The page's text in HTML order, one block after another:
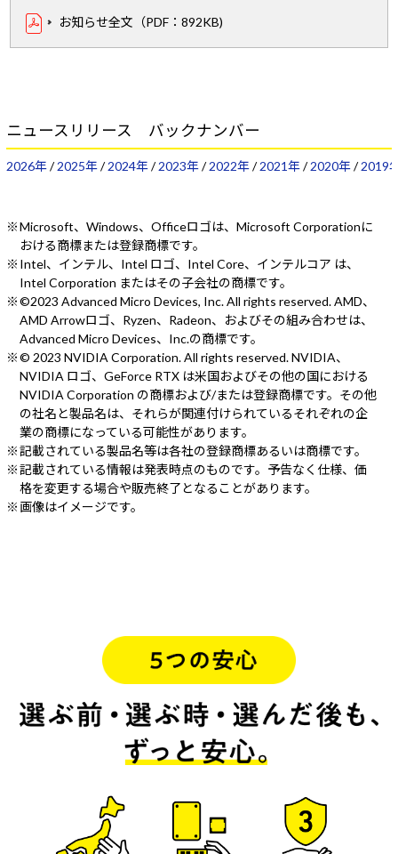
お知らせ全文（PDF：892KB)
ニュースリリース バックナンバー
2026年/2025年/2024年/2023年/2022年/2021年/2020年/2019
Microsoft、Windows、Officeロゴは、Microsoft Corporationに
おける商標または登録商標です。
Intel、インテル、Intel ロゴ、Intel Core、インテルコア は、
Intel Corporation またはその子会社の商標です。
©2023 Advanced Micro Devices, Inc. All rights reserved. AMD、
AMD Arrowロゴ、Ryzen、Radeon、およびその組み合わせは、
Advanced Micro Devices、Inc.の商標です。
© 2023 NVIDIA Corporation. All rights reserved. NVIDIA、
NVIDIA ロゴ、GeForce RTX は米国およびその他の国における
NVIDIA Corporation の商標および/または登録商標です。その他
の社名と製品名は、それらが関連付けられているそれぞれの企
業の商標になっている可能性があります。
記載されている製品名等は各社の登録商標あるいは商標です。
記載されている情報は発表時点のものです。予告なく仕様、価
格を変更する場合や販売終了となることがあります。
画像はイメージです。